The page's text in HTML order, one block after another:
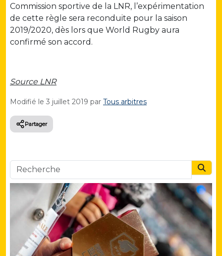
Commission sportive de la LNR, l’expérimentation
de cette règle sera reconduite pour la saison
2019/2020, dès lors que World Rugby aura
confirmé son accord.
Source LNR
Modifié le 3 juillet 2019 par Tous arbitres
Partager